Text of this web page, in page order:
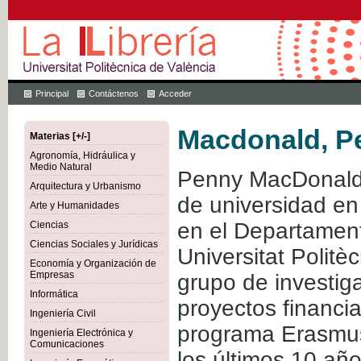
Principal Contáctenos Acceder
Materias [+/-]
Agronomía, Hidráulica y
Medio Natural
Arquitectura y Urbanismo
Arte y Humanidades
Ciencias
Ciencias Sociales y Jurídicas
Economía y Organización de
Empresas
Informática
Ingeniería Civil
Ingeniería Electrónica y
Comunicaciones
Macdonald,
Penny
de universidad
en el
Universitat
grupo de
proyectos
programa